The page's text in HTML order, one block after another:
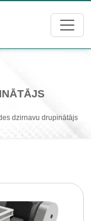
dzirnavu drupinātājs